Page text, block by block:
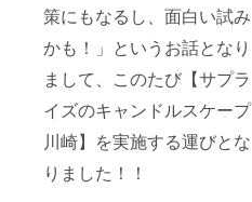
策にもなるし、面白い試み
かも！」というお話となり
まして、このたび【サプラ
イズのキャンドルスケープ
川崎】を実施する運びとな
りました！！